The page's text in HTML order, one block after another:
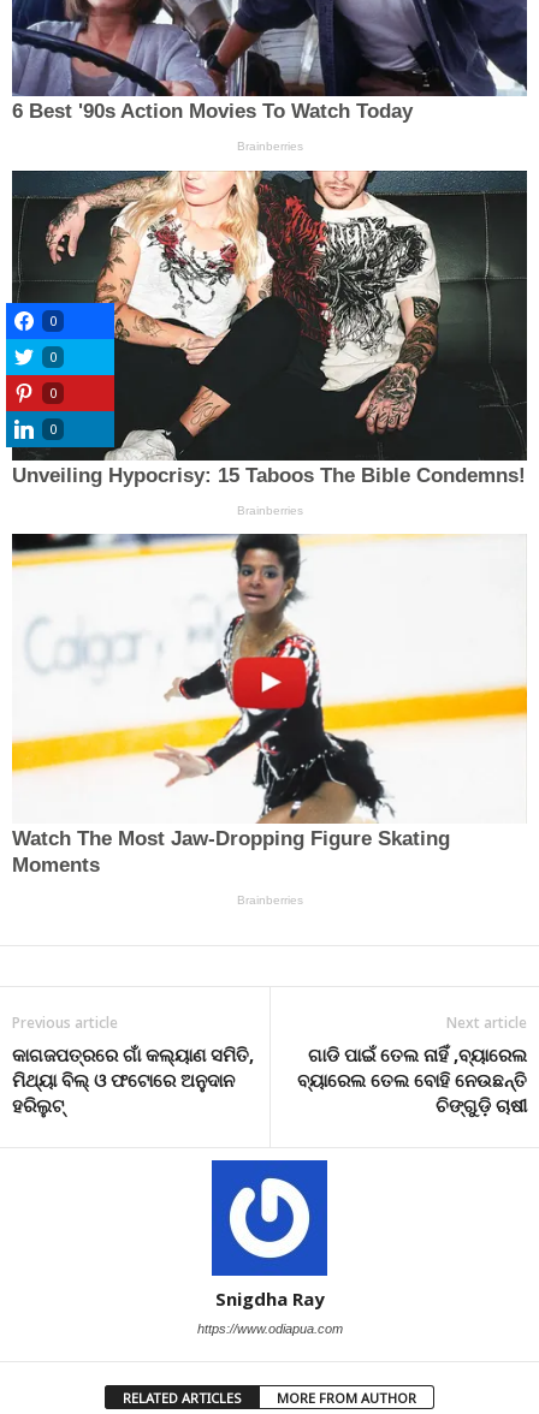
Previous article
କାଗଜପତ୍ରରେ ଗାଁ କଲ୍ୟାଣ ସମିତି,
ମିଥ୍ୟା ବିଲ୍ ଓ ଫଟୋରେ ଅନୁଦାନ
ହରିଲୁଟ୍
Next article
ଗାଡି ପାଇଁ ତେଲ ନାହିଁ ,ବ୍ୟାରେଲ
ବ୍ୟାରେଲ ତେଲ ବୋହି ନେଉଛନ୍ତି
ଚିଙ୍ଗୁଡ଼ି ଚାଷୀ
Snigdha Ray
https://www.odiapua.com
RELATED ARTICLES MORE FROM AUTHOR
0
0
0
0